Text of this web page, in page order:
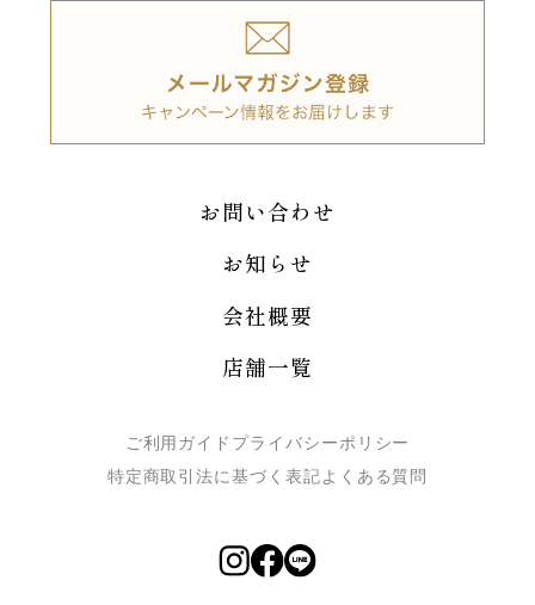
お問い合わせ
お知らせ
会社概要
店舗一覧
ご利用ガイド プライバシーポリシー
特定商取引法に基づく表記よくある質問